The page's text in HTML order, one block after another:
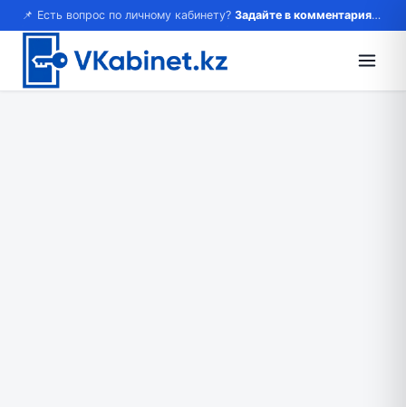
📌 Есть вопрос по личному кабинету? Задайте в комментариях — ответим!